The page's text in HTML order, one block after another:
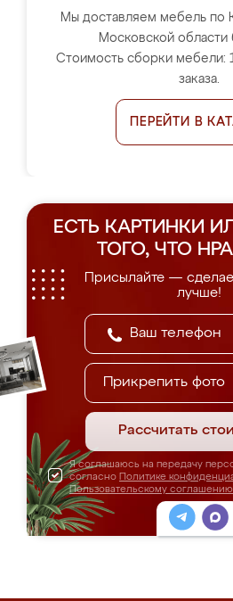
Мы доставляем мебель по
Московской области
Стоимость сборки мебели:
заказа.
ПЕРЕЙТИ В
ЕСТЬ КАРТИНКИ
ТОГО, ЧТО
Присылайте —
лучше!
Прикрепить фото
Рассчитать
Я соглашаюсь на передачу
согласно Политике
Пользовательскому соглашению